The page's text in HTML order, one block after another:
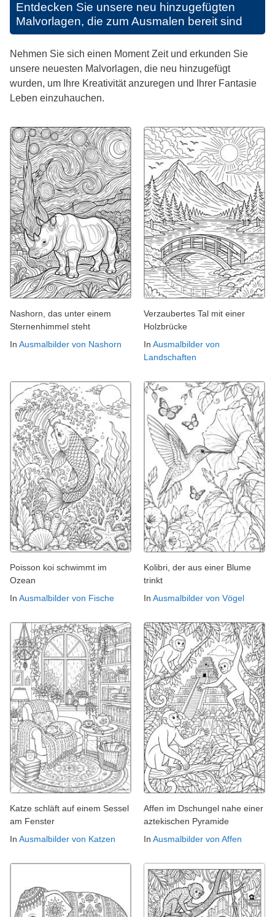
Entdecken Sie unsere neu hinzugefügten
Malvorlagen, die zum Ausmalen bereit sind
Nehmen Sie sich einen Moment Zeit und erkunden Sie
unsere neuesten Malvorlagen, die neu hinzugefügt
wurden, um Ihre Kreativität anzuregen und Ihrer Fantasie
Leben einzuhauchen.
Nashorn, das unter einem
Sternenhimmel steht
In Ausmalbilder von Nashorn
Verzaubertes Tal mit einer
Holzbrücke
In Ausmalbilder von
Landschaften
Poisson koi schwimmt im
Ozean
In Ausmalbilder von Fische
Kolibri, der aus einer Blume
trinkt
In Ausmalbilder von Vögel
Katze schläft auf einem Sessel
am Fenster
In Ausmalbilder von Katzen
Affen im Dschungel nahe einer
aztekischen Pyramide
In Ausmalbilder von Affen